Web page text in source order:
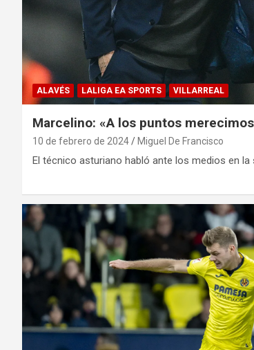
ALAVÉS LALIGA EA SPORTS VILLARREAL
Marcelino: «A los puntos
10 de febrero de 2024 Miguel De Francisco
El técnico asturiano habló ante los medios en